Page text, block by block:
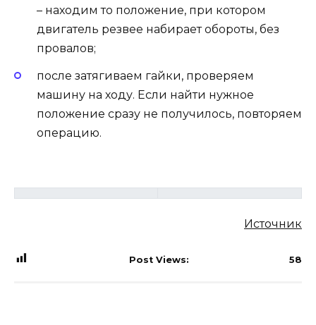
– находим то положение, при котором
двигатель резвее набирает обороты, без
провалов;
после затягиваем гайки, проверяем
машину на ходу. Если найти нужное
положение сразу не получилось, повторяем
операцию.
Источник
Post Views: 58